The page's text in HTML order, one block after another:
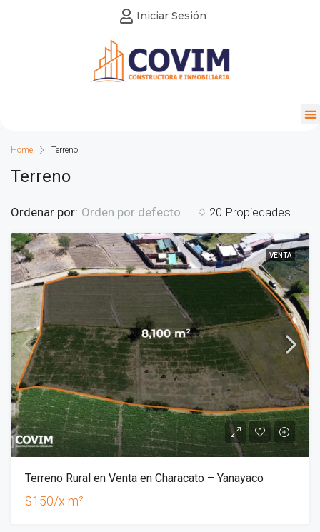
Iniciar Sesión
Home Terreno
Terreno
20 Propiedades
Ordenar por: Orden por defecto
VENTA
Terreno Rural en Venta en Characato – Yanayaco
$150/x m²